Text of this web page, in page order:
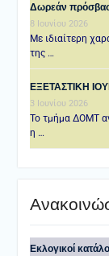
Δωρεάν
8 Ιουνίου 2026
Με ιδιαίτερη
της …
ΕΞΕΤΑΣΤΙΚΗ
3 Ιουνίου 2026
Το τμήμα ΔΟΜΤ
η …
Εκλογικοί